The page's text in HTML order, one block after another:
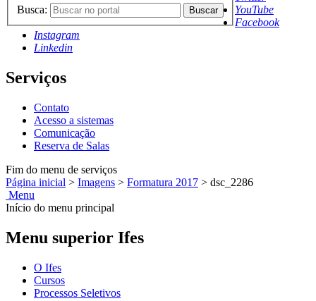
Busca: Buscar
YouTube
Facebook
Instagram
Linkedin
Serviços
Contato
Acesso a sistemas
Comunicação
Reserva de Salas
Fim do menu de serviços
Página inicial > Imagens > Formatura 2017 > dsc_2286
Menu
Início do menu principal
Menu superior Ifes
O Ifes
Cursos
Processos Seletivos